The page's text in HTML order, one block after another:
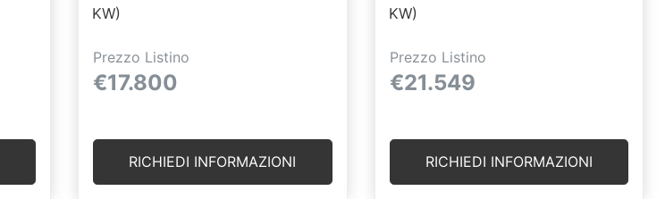
KW)
Prezzo Listino
€17.800
RICHIEDI INFORMAZIONI
KW)
Prezzo Listino
€21.549
RICHIEDI INFORMAZIONI